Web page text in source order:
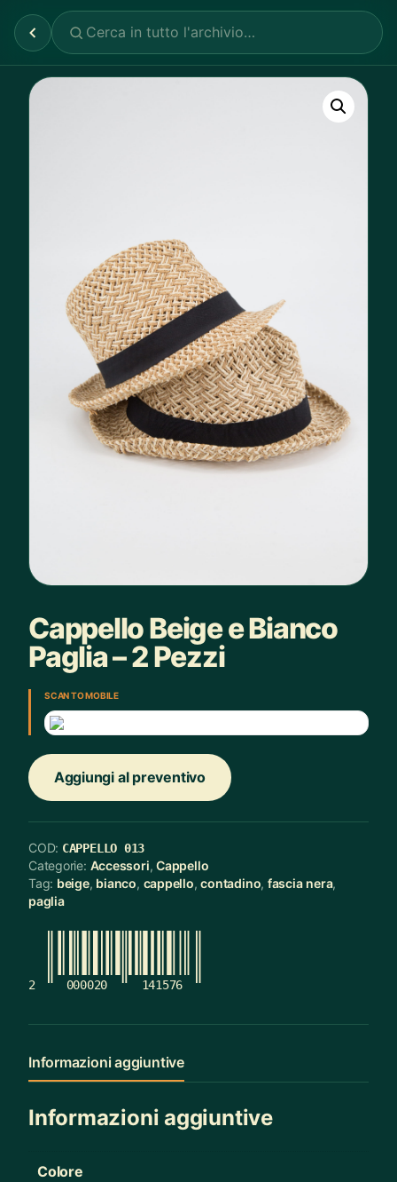
Cappello Beige e Bianco
Paglia – 2 Pezzi
SCAN TO MOBILE
Aggiungi al preventivo
COD: CAPPELLO 013
Categorie: Accessori,Cappello
Tag: beige, bianco, cappello,contadino, fascia nera,
paglia
2 000020 141576
Informazioni aggiuntive
Informazioni aggiuntive
Colore